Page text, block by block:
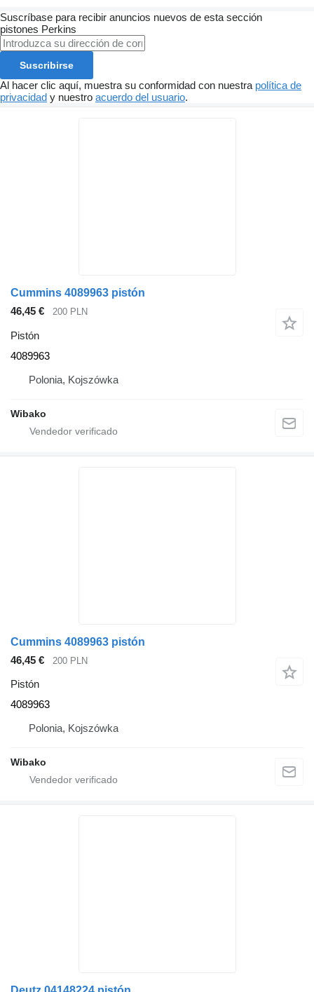
Suscríbase para recibir anuncios nuevos de esta sección
pistones Perkins
Suscribirse
Al hacer clic aquí, muestra su conformidad con nuestra política de
privacidad y nuestro acuerdo del usuario.
Cummins 4089963 pistón
46,45 €
200 PLN
Pistón
4089963
Polonia, Kojszówka
Wibako
Cummins 4089963 pistón
46,45 €
200 PLN
Pistón
4089963
Polonia, Kojszówka
Wibako